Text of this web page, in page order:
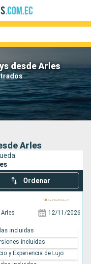
desde Arles
Arles
Ordenar
Arles 12/11/2026
incluidas
incluidas
y Experiencia de Lujo